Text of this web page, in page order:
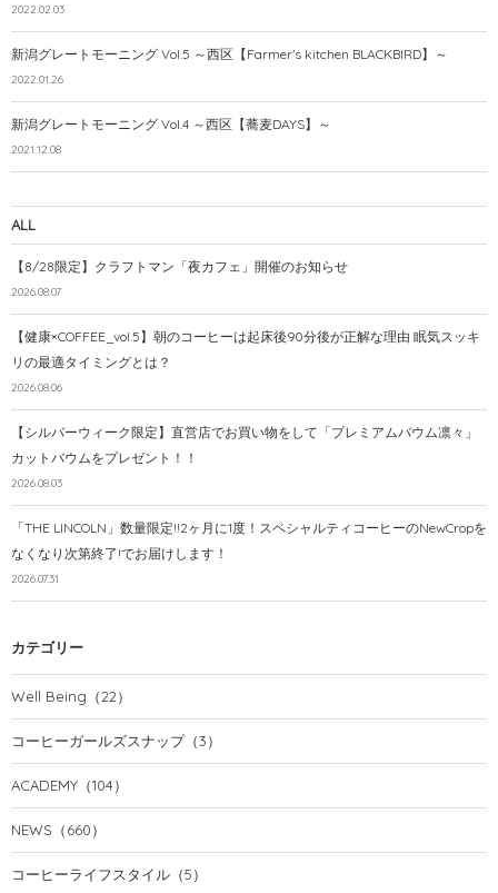
2022.02.03
新潟グレートモーニング Vol.5 ～西区【Farmer’s kitchen BLACKBIRD】～
2022.01.26
新潟グレートモーニング Vol.4 ～西区【蕎麦DAYS】～
2021.12.08
ALL
【8/28限定】クラフトマン「夜カフェ」開催のお知らせ
2026.08.07
【健康×COFFEE_vol.5】朝のコーヒーは起床後90分後が正解な理由 眠気スッキ
リの最適タイミングとは？
2026.08.06
【シルバーウィーク限定】直営店でお買い物をして「プレミアムバウム凛々」
カットバウムをプレゼント！！
2026.08.03
「THE LINCOLN」数量限定!!2ヶ月に1度！スペシャルティコーヒーのNewCropを
なくなり次第終了!でお届けします！
2026.07.31
カテゴリー
Well Being （22）
コーヒーガールズスナップ（3）
ACADEMY （104）
NEWS （660）
コーヒーライフスタイル （5）